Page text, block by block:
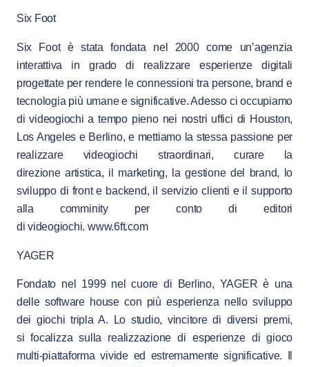
Six Foot
Six Foot è stata fondata nel 2000 come un’agenzia
interattiva in grado di realizzare esperienze digitali
progettate per rendere le connessioni tra persone, brand e
tecnologia più umane e significative. Adesso ci occupiamo
di videogiochi a tempo pieno nei nostri uffici di Houston,
Los Angeles e Berlino, e mettiamo la stessa passione per
realizzare videogiochi straordinari, curare la
direzione artistica, il marketing, la gestione del brand, lo
sviluppo di front e backend, il servizio clienti e il supporto
alla comminity per conto di editori
di videogiochi. www.6ft.com
YAGER
Fondato nel 1999 nel cuore di Berlino, YAGER è una
delle software house con più esperienza nello sviluppo
dei giochi tripla A. Lo studio, vincitore di diversi premi,
si focalizza sulla realizzazione di esperienze di gioco
multi-piattaforma vivide ed estremamente significative. Il